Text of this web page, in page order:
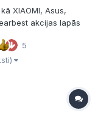
XIAOMI, Asus,
akcijas lapās
gadījumā ir
dāva...
5